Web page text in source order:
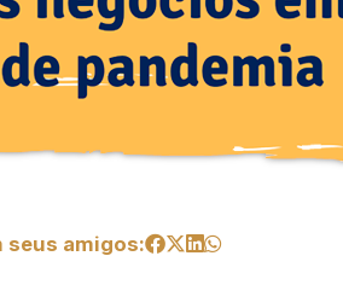
seus amigos: